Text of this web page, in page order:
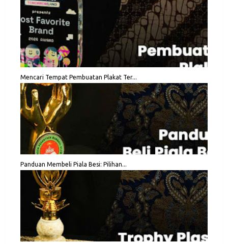
Mencari Tempat Pembuatan Plakat Ter...
Panduan Membeli Piala Besi: Pilihan...